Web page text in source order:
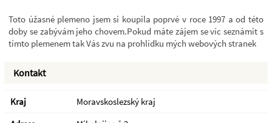
Toto úžasné plemeno jsem si koupila poprvé v roce 1997 a od této
doby se zabývám jeho chovem.Pokud máte zájem se víc seznámit s
tímto plemenem tak Vás zvu na prohlídku mých webových stranek
Kontakt
Kraj
Moravskoslezský kraj